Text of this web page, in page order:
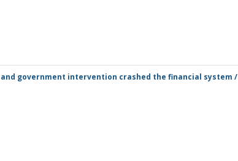
government intervention crashed the financial system /